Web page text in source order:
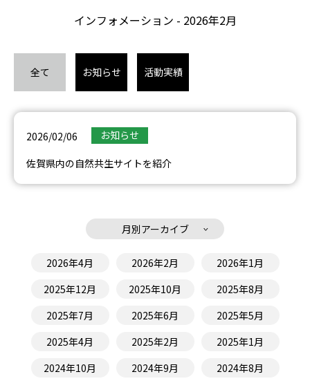
インフォメーション - 2026年2月
全て お知らせ 活動実績
2026/02/06 お知らせ
佐賀県内の自然共生サイトを紹介
月別アーカイブ
2026年4月 2026年2月
2026年1月
2025年12月
2025年10月
2025年8月
2025年7月
2025年6月
2025年5月
2025年4月
2025年2月
2025年1月
2024年10月
2024年9月
2024年8月